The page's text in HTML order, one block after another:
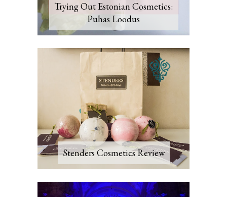
Trying Out Estonian Cosmetics:
Puhas Loodus
Stenders Cosmetics Review